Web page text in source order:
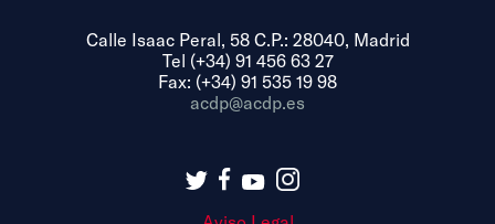
Calle Isaac Peral, 58 C.P.: 28040, Madrid
Tel (+34) 91 456 63 27
Fax: (+34) 91 535 19 98
acdp@acdp.es